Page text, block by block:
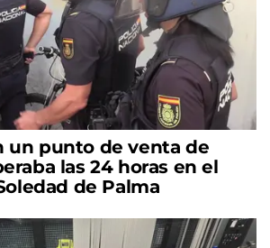
un punto de venta de
las 24 horas en el
de Palma